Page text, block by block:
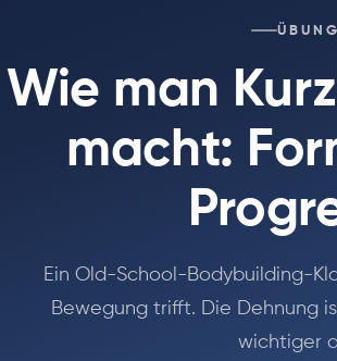
Wie man
macht:
Ein Old-School-Bodybuilding-
Bewegung trifft. Die Dehnung
wichtiger